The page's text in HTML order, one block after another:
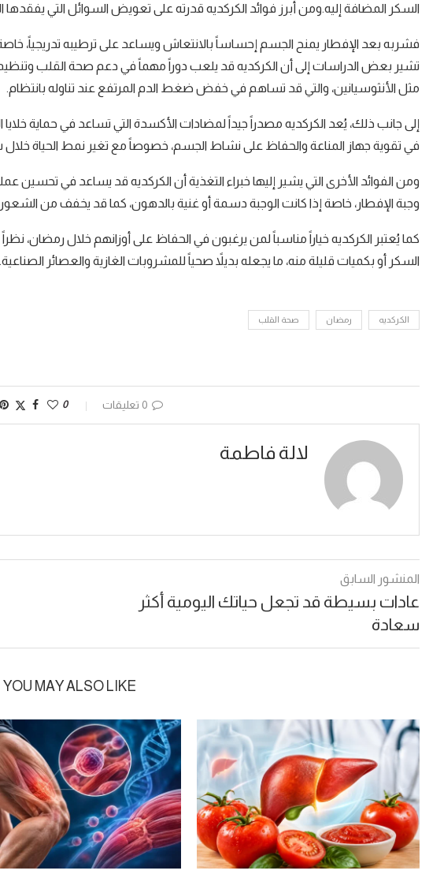
السكر المضافة إليه.ومن أبرز فوائد الكركديه قدرته على تعويض السوائل التي
فشربه بعد الإفطار يمنح الجسم إحساساً بالانتعاش ويساعد على ترطيبه تدريجياً،
تشير بعض الدراسات إلى أن الكركديه قد يلعب دوراً مهماً في دعم صحة القلب
مثل الأنثوسيانين، والتي قد تساهم في خفض ضغط الدم المرتفع عند تناوله بانتظام.
إلى جانب ذلك، يُعد الكركديه مصدراً جيداً لمضادات الأكسدة التي تساعد في حماية
في تقوية جهاز المناعة والحفاظ على نشاط الجسم، خصوصاً مع تغير نمط الحياة
ومن الفوائد الأخرى التي يشير إليها خبراء التغذية أن الكركديه قد يساعد في
وجبة الإفطار، خاصة إذا كانت الوجبة دسمة أو غنية بالدهون، كما قد يخفف من
كما يُعتبر الكركديه خياراً مناسباً لمن يرغبون في الحفاظ على أوزانهم خلال رمضان،
السكر أو بكميات قليلة منه، ما يجعله بديلاً صحياً للمشروبات الغازية والعصائر الصناعية.
الكركديه رمضان صحة القلب
0 تعليقات 0
لالة فاطمة
المنشور السابق
عادات بسيطة قد تجعل حياتك اليومية أكثر
سعادة
YOU MAY ALSO LIKE